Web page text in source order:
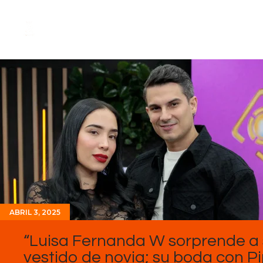
ABRIL 3, 2025
“Luisa Fernanda W sorprende
vestido de novia; su boda con